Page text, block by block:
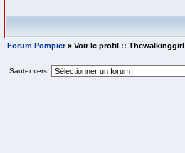
Forum Pompier» Voir le profil :: Thewalkinggirl
Sauter vers: